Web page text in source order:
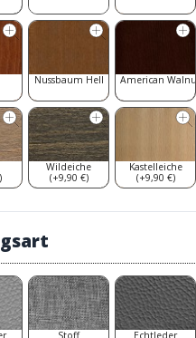
Nussbaum Hell American Walnut
Wildeiche
(+9,90 €)
Kastelleiche
(+9,90 €)
Stoff Echtleder